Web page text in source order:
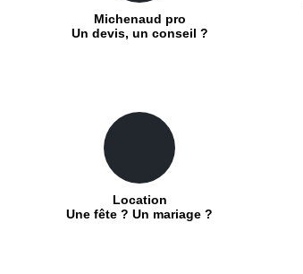
Michenaud pro
Un devis, un conseil ?
Location
Une fête ? Un mariage ?